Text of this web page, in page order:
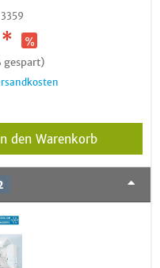
3359
*
gespart)
den Warenkorb